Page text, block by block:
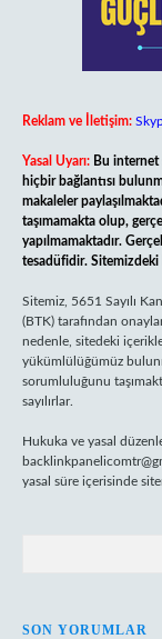
Reklam ve İletişim:
Yasal Uyarı: Bu internet
hiçbir bağlantısı
makaleler
taşımamakta olup,
yapılmamaktadır.
tesadüfidir. Sitemizdeki
Sitemiz, 5651 Sayılı
(BTK) tarafından
nedenle, sitedeki
yükümlülüğümüz
sorumluluğunu
sayılırlar.
Hukuka ve yasal
yasal süre içerisinde
SON YORUMLAR